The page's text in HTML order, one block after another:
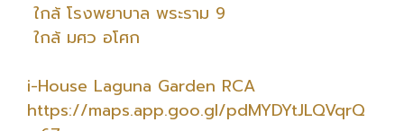
ใกล้ โรงพยาบาล พระราม 9
ใกล้ มศว อโศก
i-House Laguna Garden RCA
https://maps.app.goo.gl/pdMYDYtJLQVqrQ